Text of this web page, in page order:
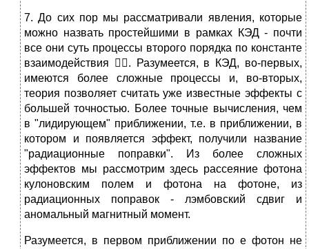
7. До сих пор мы рассматривали явления, которые
можно назвать простейшими в рамках КЭД - почти
все они суть процессы второго порядка по константе
взаимодействия . Разумеется, в КЭД, во-первых,
имеются более сложные процессы и, во-вторых,
теория позволяет считать уже известные эффекты с
большей точностью. Более точные вычисления, чем
в "лидирующем" приближении, т.е. в приближении, в
котором и появляется эффект, получили название
"радиационные поправки". Из более сложных
эффектов мы рассмотрим здесь рассеяние фотона
кулоновским полем и фотона на фотоне, из
радиационных поправок - лэмбовский сдвиг и
аномальный магнитный момент.
Разумеется, в первом приближении по е фотон не